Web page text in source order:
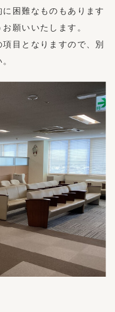
困難なものもあります
願いいたします。
目となりますので、別